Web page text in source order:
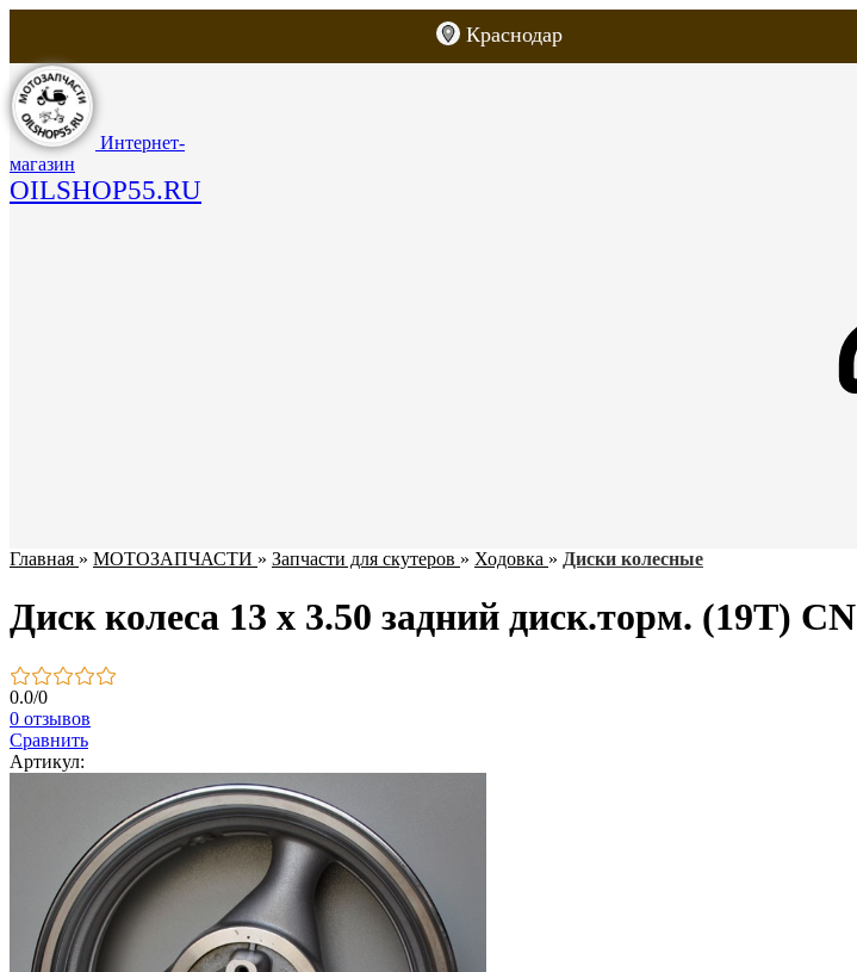
Краснодар
Интернет-
магазин
OILSHOP55.RU
Главная » МОТОЗАПЧАСТИ » Запчасти для скутеров » Ходовка » Диски колесные
Диск колеса 13 x 3.50 задний диск.торм. (19T) CN
0.0/0
0 отзывов
Сравнить
Артикул: